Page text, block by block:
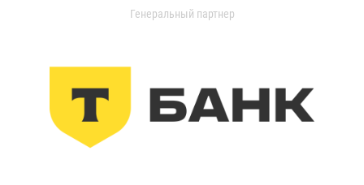
Генеральный партнер